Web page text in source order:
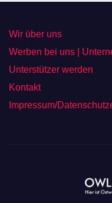
Wir über uns
Werben bei uns |
Unterstützer werden
Kontakt
Impressum/